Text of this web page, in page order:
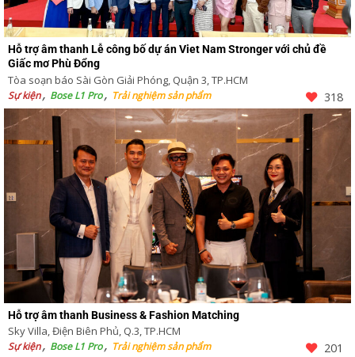
Hỗ trợ âm thanh Lễ công bố dự án Viet Nam Stronger với chủ đề
Giấc mơ Phù Đổng
Tòa soạn báo Sài Gòn Giải Phóng, Quận 3, TP.HCM
Sự kiện Bose L1 Pro Trải nghiệm sản phẩm 318
Hỗ trợ âm thanh Business & Fashion Matching
Sky Villa, Điện Biên Phủ, Q.3, TP.HCM
Sự kiện Bose L1 Pro Trải nghiệm sản phẩm 201